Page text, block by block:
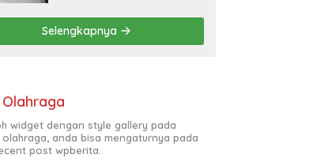
Selengkapnya
widget dengan style gallery pada
anda bisa mengaturnya pada
post wpberita.